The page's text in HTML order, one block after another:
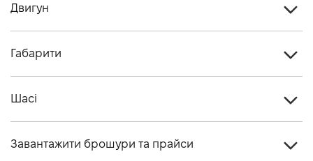
Двигун
Двигун
Об'єм двигуна (см.куб.) 776
Габарити
Ширина, см
Шасі
передньої SHOWA, з гвинтовою пружиною та
Завантажити брошури та прайси